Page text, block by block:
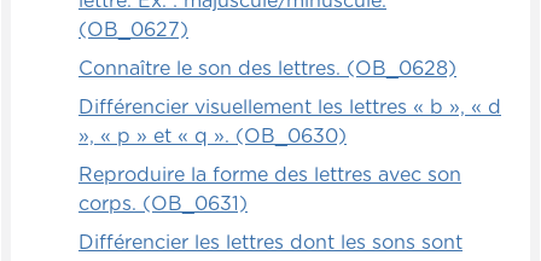
de passer à des outils encore plus
temps de replacer sa main, de replacer le
crayon constamment les premières fois
pour qu'il prenne immédiatement de
bonnes habitudes.
Au début, nous serons très rigides sur ce
point parce que très rapidement, en
(OB_0627)
Connaître le son des lettres. (OB_0628)
Différencier visuellement les lettres « b », « d
», « p » et « q ». (OB_0630)
Reproduire la forme des lettres avec son
corps. (OB_0631)
Différencier les lettres dont les sons sont